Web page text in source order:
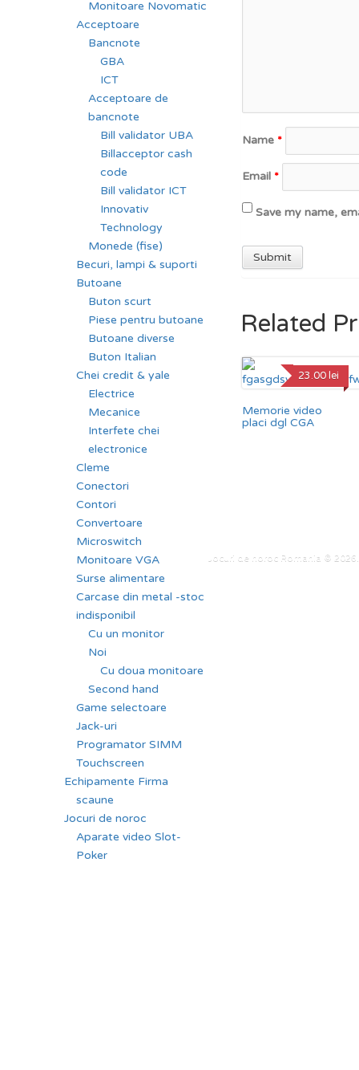
Name *
Email *
Save my name,
Related
Memorie video
placi dgl CGA
23.00lei
Monitoare Novomatic
Acceptoare
Bancnote
GBA
ICT
Acceptoare de
bancnote
Bill validator UBA
Billacceptor cash
code
Bill validator ICT
Innovativ
Technology
Monede (fise)
Becuri, lampi & suporti
Butoane
Buton scurt
Piese pentru butoane
Butoane diverse
Buton Italian
Chei credit & yale
Electrice
Mecanice
Interfete chei
electronice
Cleme
Conectori
Contori
Convertoare
Microswitch
Monitoare VGA
Surse alimentare
Carcase din metal -stoc
indisponibil
Cu un monitor
Noi
Cu doua monitoare
Second hand
Game selectoare
Jack-uri
Programator SIMM
Touchscreen
Echipamente Firma
scaune
Jocuri de noroc
Aparate video Slot-
Poker
Jocuri de noroc Romania ©